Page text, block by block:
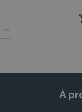
sont là pour
respect. Ils
À